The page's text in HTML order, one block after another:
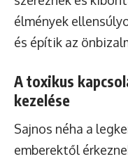
élmények
és építik az
A toxikus
kezelése
Sajnos néha a
emberektől